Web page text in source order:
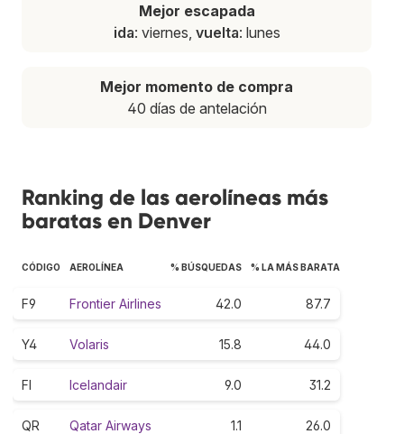
Mejor escapada
ida: viernes, vuelta: lunes
Mejor momento de compra
40 días de antelación
Ranking de las aerolíneas más
baratas en Denver
CÓDIGO AEROLÍNEA % BÚSQUEDAS % LA MÁS BARATA
F9 Frontier Airlines 42.0 87.7
Y4 Volaris 15.8 44.0
FI Icelandair 9.0 31.2
QR Qatar Airways 1.1 26.0